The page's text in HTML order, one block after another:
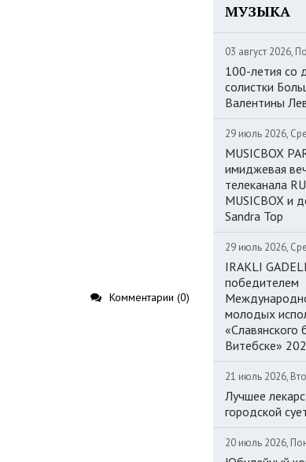
Комментарии (0)
МУЗЫКА
03 август 2026,
100-летия со
солистки
Валентины
29 июль 2026,
MUSICBOX
имиджевая
телеканала
MUSICBOX и
Sandra Top
29 июль 2026,
IRAKLI
победителем
молодых
«Славянского
Витебске»
21 июль 2026,
Лучшее
городской
20 июль 2026,